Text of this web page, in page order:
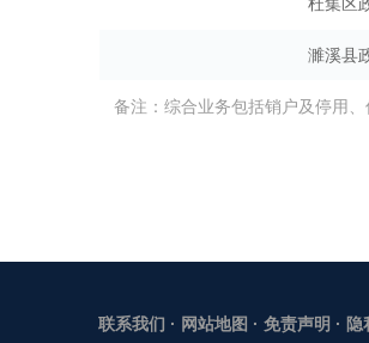
濉溪县
备注：综合业务包括销户及停用、
联系我们 · 网站地图 · 免责声明 · 隐